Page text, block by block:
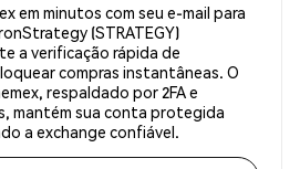
em minutos com seu e-mail para
(STRATEGY)
a verificação rápida de
compras instantâneas. O
respaldado por 2FA e
mantém sua conta protegida
a exchange confiável.